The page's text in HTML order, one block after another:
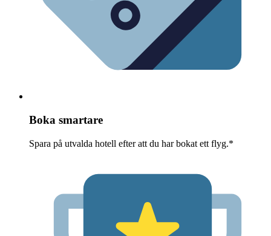
Boka smartare
Spara på utvalda hotell efter att du har bokat ett flyg.*